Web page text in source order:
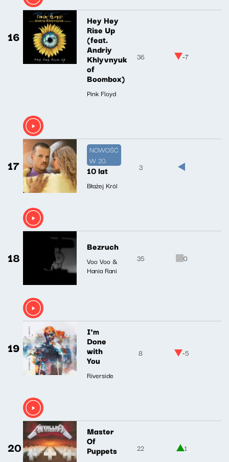
16
Hey Hey
Rise Up
(feat.
Andriy
Khlyvnyuk
of
Boombox)
Pink Floyd
36 -7
17
NOWOŚĆ
W 20.
10 lat
Błażej Król
3
18
Bezruch
Voo Voo &
Hania Rani
35 0
19
I'm
Done
with
You
Riverside
8 -5
20
Master
Of
Puppets 22 1